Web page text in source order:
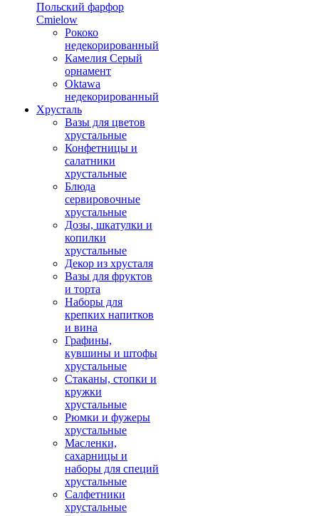
Польский фарфор
Сmielow
Рококо
недекорированный
Камелия Серый
орнамент
Oktawa
недекорированный
Хрусталь
Вазы для цветов
хрустальные
Конфетницы и
салатники
хрустальные
Блюда
сервировочные
хрустальные
Дозы, шкатулки и
копилки
хрустальные
Декор из хрусталя
Вазы для фруктов
и торта
Наборы для
крепких напитков
и вина
Графины,
кувшины и штофы
хрустальные
Стаканы, стопки и
кружки
хрустальные
Рюмки и фужеры
хрустальные
Масленки,
сахарницы и
наборы для специй
хрустальные
Салфетники
хрустальные